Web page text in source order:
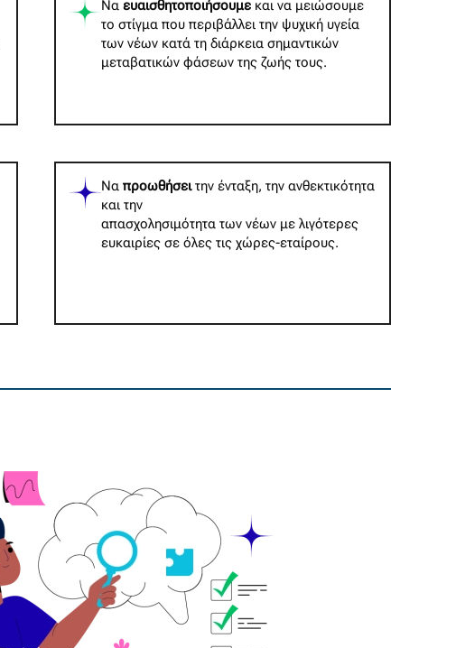
Να ευαισθητοποιήσουμεκαι να μειώσουμε
το στίγμα που περιβάλλει την ψυχική υγεία
των νέων κατά τη διάρκεια σημαντικών
μεταβατικών φάσεων της ζωής τους.
Να προωθήσειτην ένταξη, την ανθεκτικότητα
και την
απασχολησιμότητα των νέων με λιγότερες
ευκαιρίες σε όλες τις χώρες-εταίρους.